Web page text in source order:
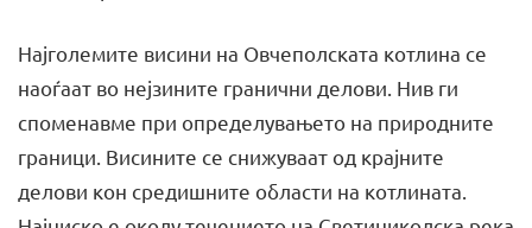
Најголемите висини на Овчеполската котлина се
наоѓаат во нејзините гранични делови. Нив ги
споменавме при определувањето на природните
граници. Висините се снижуваат од крајните
делови кон средишните области на котлината.